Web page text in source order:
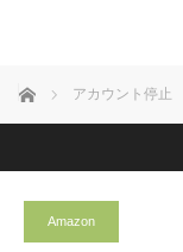
ホーム アカウント停止
Amazon